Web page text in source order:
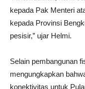
kepada Pak Menteri
kepada Provinsi
pesisir,” ujar Helmi.
Selain pembangunan
mengungkapkan
konektivitas untuk